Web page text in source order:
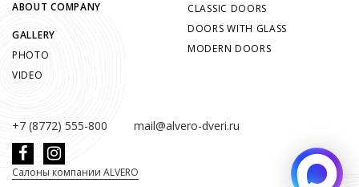
+7 (8772) 555-800 mail@alvero-dveri.ru
Салоны компании ALVERO
ABOUT COMPANY
GALLERY
PHOTO
VIDEO
CLASSIC DOORS
DOORS WITH GLASS
MODERN DOORS